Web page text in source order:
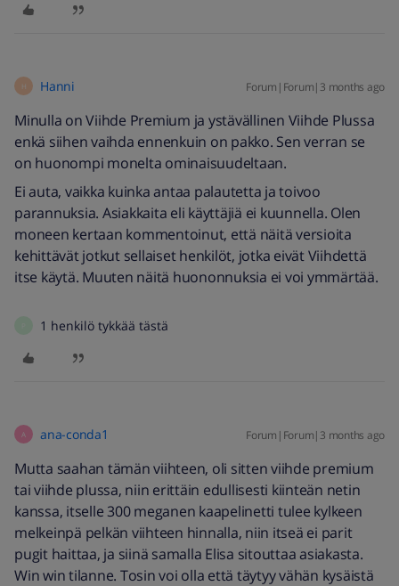
H Hanni Forum|Forum|3 months ago
Minulla on Viihde Premium ja ystävällinen Viihde Plussa
enkä siihen vaihda ennenkuin on pakko. Sen verran se
on huonompi monelta ominaisuudeltaan.
Ei auta, vaikka kuinka antaa palautetta ja toivoo
parannuksia. Asiakkaita eli käyttäjiä ei kuunnella. Olen
moneen kertaan kommentoinut, että näitä versioita
kehittävät jotkut sellaiset henkilöt, jotka eivät Viihdettä
itse käytä. Muuten näitä huononnuksia ei voi ymmärtää.
1 henkilö tykkää tästä
A ana-conda1 Forum|Forum|3 months ago
Mutta saahan tämän viihteen, oli sitten viihde premium
tai viihde plussa, niin erittäin edullisesti kiinteän netin
kanssa, itselle 300 meganen kaapelinetti tulee kylkeen
melkeinpä pelkän viihteen hinnalla, niin itseä ei parit
pugit haittaa, ja siinä samalla Elisa sitouttaa asiakasta.
Win win tilanne. Tosin voi olla että täytyy vähän kysäistä